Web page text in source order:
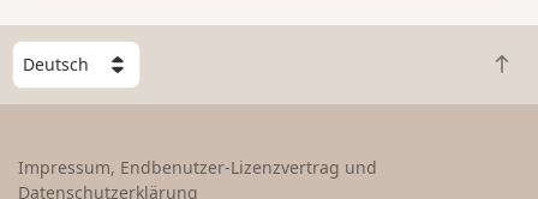
W
ä
h
e
Z
u
Impressum, Endbenutzer-Lizenzvertrag und
Datenschutzerklärung